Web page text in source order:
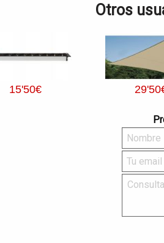
Otros
15'50€ 29'50